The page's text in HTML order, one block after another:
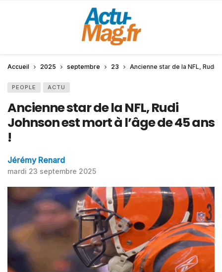
Accueil 2025 septembre 23 Ancienne star de la NFL, Rudi
PEOPLE ACTU
Ancienne star de la NFL, Rudi
Johnson est mort à l’âge de 45 ans
!
Jérémy Renard
mardi 23 septembre 2025